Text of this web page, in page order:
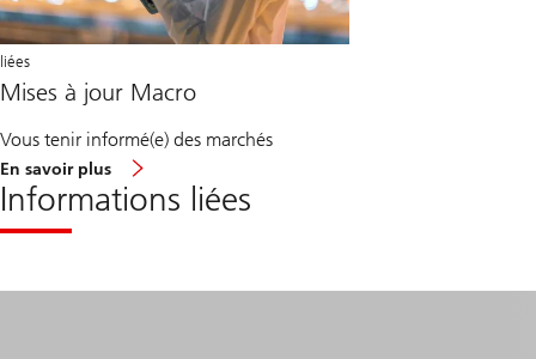
liées
Mises à jour Macro
Vous tenir informé(e) des marchés
En savoir plus
propos
des
Informations liées